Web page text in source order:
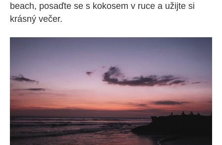
beach, posaďte se s kokosem v ruce a užijte si
krásný večer.